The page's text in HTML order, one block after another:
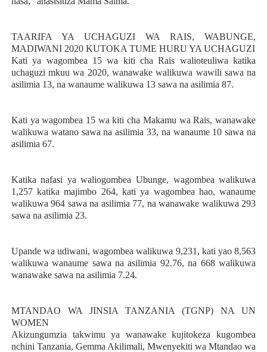
TAARIFA YA UCHAGUZI WA RAIS, WABUNGE,
MADIWANI 2020 KUTOKA TUME HURU YA UCHAGUZI
Kati ya wagombea 15 wa kiti cha Rais walioteuliwa katika
uchaguzi mkuu wa 2020, wanawake walikuwa wawili sawa na
asilimia 13, na wanaume walikuwa 13 sawa na asilimia 87.
Kati ya wagombea 15 wa kiti cha Makamu wa Rais, wanawake
walikuwa watano sawa na asilimia 33, na wanaume 10 sawa na
asilimia 67.
Katika nafasi ya waliogombea Ubunge, wagombea walikuwa
1,257 katika majimbo 264, kati ya wagombea hao, wanaume
walikuwa 964 sawa na asilimia 77, na wanawake walikuwa 293
sawa na asilimia 23.
Upande wa udiwani, wagombea walikuwa 9,231, kati yao 8,563
walikuwa wanaume sawa na asilimia 92.76, na 668 walikuwa
wanawake sawa na asilimia 7.24.
MTANDAO WA JINSIA TANZANIA (TGNP) NA UN
WOMEN
Akizungumzia takwimu ya wanawake kujitokeza kugombea
nchini Tanzania, Gemma Akilimali, Mwenyekiti wa Mtandao wa